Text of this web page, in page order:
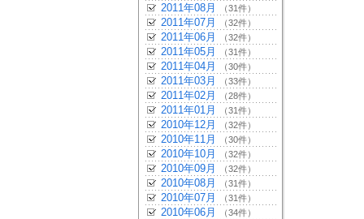
2011年08月 （31件）
2011年07月 （32件）
2011年06月 （32件）
2011年05月 （31件）
2011年04月 （30件）
2011年03月 （33件）
2011年02月 （28件）
2011年01月 （31件）
2010年12月 （32件）
2010年11月 （30件）
2010年10月 （32件）
2010年09月 （32件）
2010年08月 （31件）
2010年07月 （31件）
2010年06月 （34件）